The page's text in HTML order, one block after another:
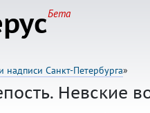
Бета
Санкт-Петербурга»
Невские